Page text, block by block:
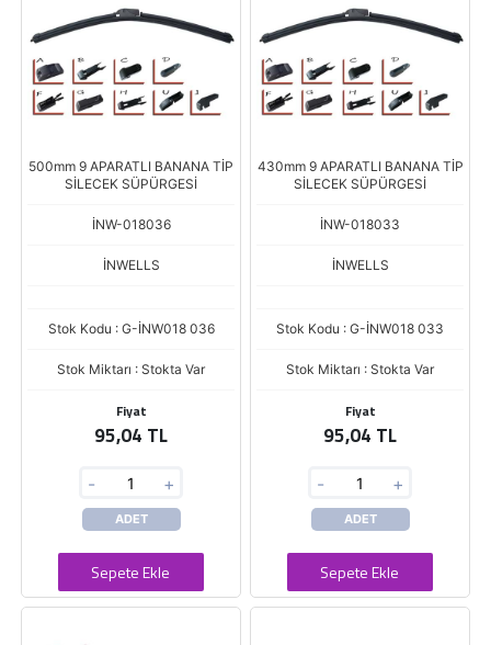
500mm 9 APARATLI BANANA TİP
SİLECEK SÜPÜRGESİ
İNW-018036
İNWELLS
Stok Kodu : G-İNW018 036
Stok Miktarı : Stokta Var
Fiyat
95,04 TL
- +
ADET
Sepete Ekle
430mm 9 APARATLI BANANA TİP
SİLECEK SÜPÜRGESİ
İNW-018033
İNWELLS
Stok Kodu : G-İNW018 033
Stok Miktarı : Stokta Var
Fiyat
95,04 TL
- +
ADET
Sepete Ekle